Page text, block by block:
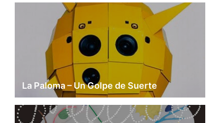
La Paloma – Un Golpe de Suerte